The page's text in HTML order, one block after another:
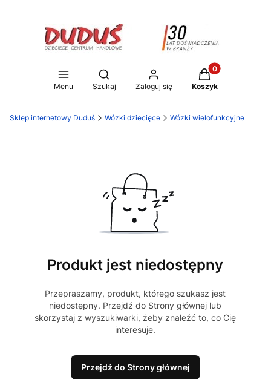
Menu
Otwórz wyszukiwarkę
Szukaj Zaloguj się
Produkty w
Koszyk
Sklep internetowy Duduś Wózki dziecięce Wózki wielofunkcyjne
Produkt jest niedostępny
Przepraszamy, produkt, którego szukasz jest
niedostępny. Przejdź do Strony głównej lub
skorzystaj z wyszukiwarki, żeby znaleźć to, co Cię
interesuje.
Przejdź do Strony głównej